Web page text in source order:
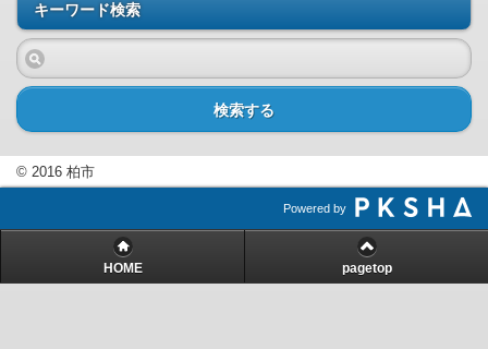
キーワード検索
検索する
© 2016 柏市
Powered by
HOME pagetop